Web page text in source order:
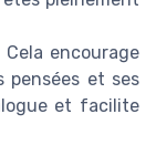
Cela encourage
pensées et ses
et facilite